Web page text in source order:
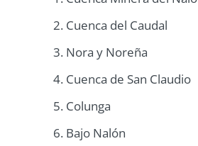
2. Cuenca del Caudal
3. Nora y Noreña
4. Cuenca de San Claudio
5. Colunga
6. Bajo Nalón